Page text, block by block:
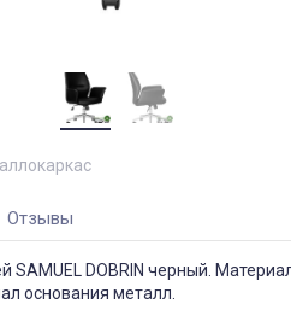
Отзывы
SAMUEL DOBRIN черный.
основания металл.